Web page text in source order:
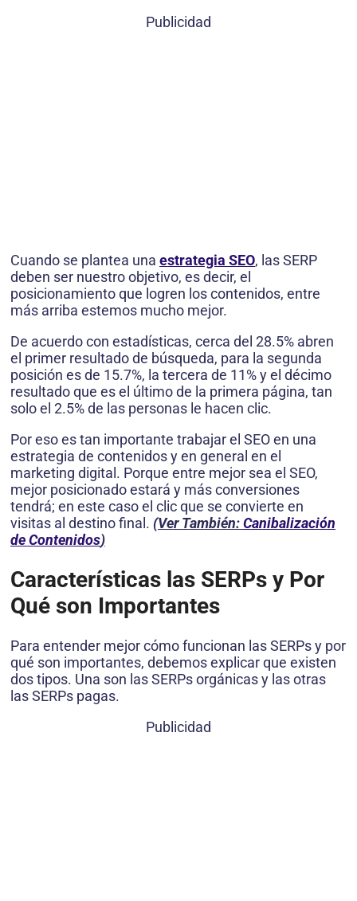
Publicidad
Cuando se plantea una estrategia SEO, las SERP
deben ser nuestro objetivo, es decir, el
posicionamiento que logren los contenidos, entre
más arriba estemos mucho mejor.
De acuerdo con estadísticas, cerca del 28.5% abren
el primer resultado de búsqueda, para la segunda
posición es de 15.7%, la tercera de 11% y el décimo
resultado que es el último de la primera página, tan
solo el 2.5% de las personas le hacen clic.
Por eso es tan importante trabajar el SEO en una
estrategia de contenidos y en general en el
marketing digital. Porque entre mejor sea el SEO,
mejor posicionado estará y más conversiones
tendrá; en este caso el clic que se convierte en
visitas al destino final. (Ver También:Canibalización
de Contenidos)
Características las SERPs y Por
Qué son Importantes
Para entender mejor cómo funcionan las SERPs y por
qué son importantes, debemos explicar que existen
dos tipos. Una son las SERPs orgánicas y las otras
las SERPs pagas.
Publicidad